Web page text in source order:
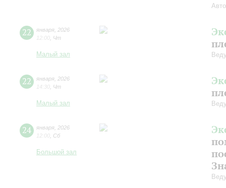
22 января 2026
12:00 Чт
Малый зал
22 января 2026
14:30 Чт
Малый зал
24 января 2026
12:00 Сб
Большой зал